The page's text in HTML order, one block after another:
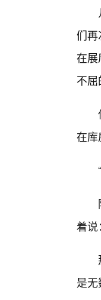
们
在
不屈
在库
着说
是